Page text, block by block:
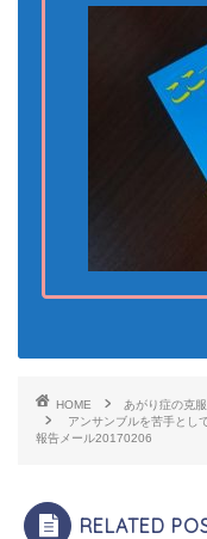
HOME あがり症の克服
アンサンブルを苦手とし
報告メール20170206
RELATED